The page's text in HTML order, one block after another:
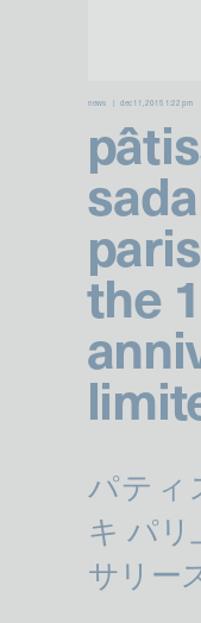
news dec 11, 2015 1:22 pm
the